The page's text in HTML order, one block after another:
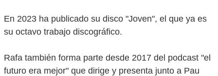
En 2023 ha publicado su disco "Joven", el que ya es
su octavo trabajo discográfico.
Rafa también forma parte desde 2017 del podcast "el
futuro era mejor" que dirige y presenta junto a Pau